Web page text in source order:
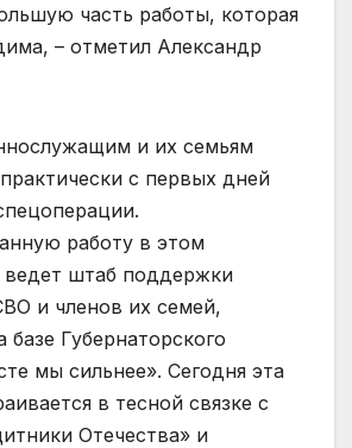
часть работы, которая
– отметил Александр
и их семьям
с первых дней
работу в этом
ведет штаб поддержки
и членов их семей,
Губернаторского
мы сильнее». Сегодня эта
в тесной связке с
Отечества» и